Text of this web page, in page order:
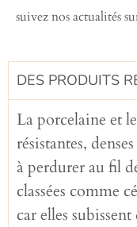
suivez nos actualités
DES PRODUITS
La porcelaine et
résistantes,
à perdurer au fil
classées comme
car elles